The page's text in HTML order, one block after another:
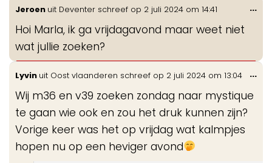
Jeroen uit Deventer schreef op 2 juli 2024 om 14:41
Hoi Marla, ik ga vrijdagavond maar weet niet
wat jullie zoeken?
...
Lyvin uit Oost vlaanderen schreef op 2 juli 2024 om 13:04
Wij m36 en v39 zoeken zondag naar mystique
te gaan wie ook en zou het druk kunnen zijn?
Vorige keer was het op vrijdag wat kalmpjes
hopen nu op een heviger avond
...